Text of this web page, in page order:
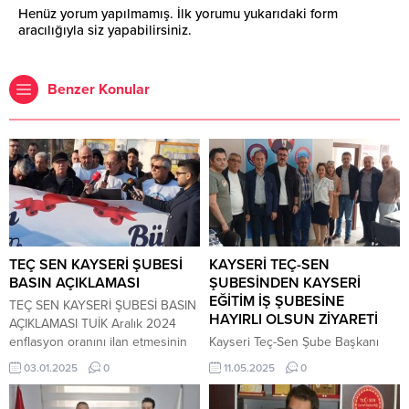
Henüz yorum yapılmamış. İlk yorumu yukarıdaki form
aracılığıyla siz yapabilirsiniz.
Benzer Konular
TEÇ SEN KAYSERİ ŞUBESİ
BASIN AÇIKLAMASI
TEÇ SEN KAYSERİ ŞUBESİ BASIN
AÇIKLAMASI TUİK Aralık 2024
enflasyon oranını ilan etmesinin
hem ardına kamuoyuna açıklama
yapma gereği duyan Kayseri TEÇ
SEN Şubesi, Şube Başkanı Ferhat
03.01.2025 0
KAYSERİ TEÇ-SEN
ŞUBESİNDEN KAYSERİ
EĞİTİM İŞ ŞUBESİNE
HAYIRLI OLSUN ZİYARETİ
Kayseri Teç-Sen Şube Başkanı
Ferhat Yılmaz ve yönetim kurulu
üyeleri, yakın zamanda
gerçekleştirilen genel kurul
11.05.2025 0